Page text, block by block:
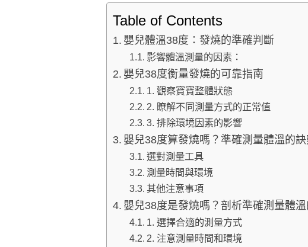
Table of Contents
嬰兒體溫38度：發燒的準確判斷
影響體溫測量的因素：
嬰兒38度衡量發燒的可靠指南
1. 觀察寶寶整體狀態
2. 瞭解不同測量方式的正常值
3. 排除環境因素的影響
嬰兒38度算發燒嗎？準確測量體溫的訣
選對測量工具
測量時間與環境
其他注意事項
嬰兒38度是發燒嗎？剖析準確測量體
1. 選擇合適的測量方式
2. 注意測量時間和環境